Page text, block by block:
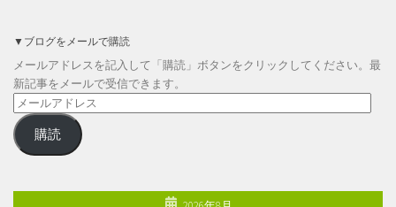
▼ブログをメールで購読
メールアドレスを記入して「購読」ボタンをクリックしてください。最
新記事をメールで受信できます。
メ
ー
ル
ア
レ
購読